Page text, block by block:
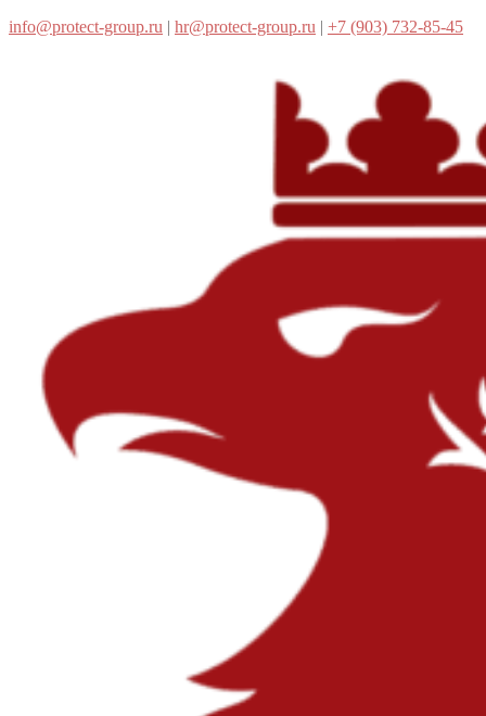
info@protect-group.ru | hr@protect-group.ru | +7 (903) 732-85-45